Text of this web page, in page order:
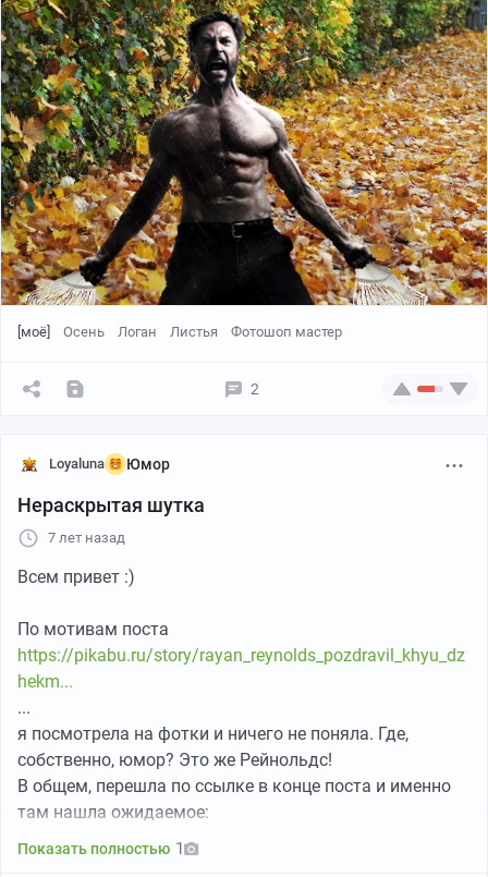
[моё] Осень Логан Листья Фотошоп мастер
2
Loyaluna Юмор
Нераскрытая шутка
7 лет назад
Всем привет :)
По мотивам поста
https://pikabu.ru/story/rayan_reynolds_pozdravil_khyu_dz
hekm...
...
я посмотрела на фотки и ничего не поняла. Где,
собственно, юмор? Это же Рейнольдс!
В общем, перешла по ссылке в конце поста и именно
там нашла ожидаемое:
Показать полностью 1